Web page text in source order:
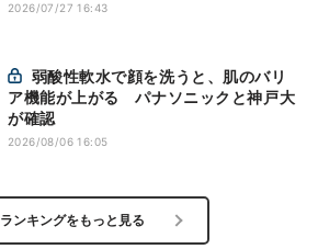
2026/07/27 16:43
ア機能が上がる パナソニックと神戸大
が確認
2026/08/06 16:05
ランキングをもっと見る